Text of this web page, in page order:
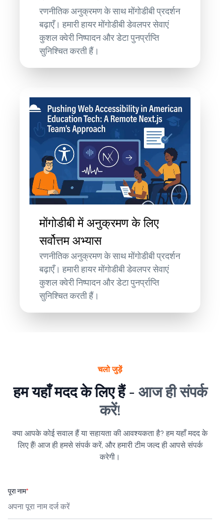
रणनीतिक अनुक्रमण के साथ मोंगोडीबी प्रदर्शन
बढ़ाएँ। हमारी हायर मोंगोडीबी डेवलपर सेवाएं
कुशल क्वेरी निष्पादन और डेटा पुनर्प्राप्ति
सुनिश्चित करती हैं।
मोंगोडीबी में अनुक्रमण के लिए
सर्वोत्तम अभ्यास
रणनीतिक अनुक्रमण के साथ मोंगोडीबी प्रदर्शन
बढ़ाएँ। हमारी हायर मोंगोडीबी डेवलपर सेवाएं
कुशल क्वेरी निष्पादन और डेटा पुनर्प्राप्ति
सुनिश्चित करती हैं।
चलो जुड़ें
हम यहाँ मदद के लिए हैं - आज ही संपर्क
करें!
क्या आपके कोई सवाल हैं या सहायता की आवश्यकता है? हम यहाँ मदद के
लिए हैं! आज ही हमसे संपर्क करें, और हमारी टीम जल्द ही आपसे संपर्क
करेगी।
पूरा नाम*